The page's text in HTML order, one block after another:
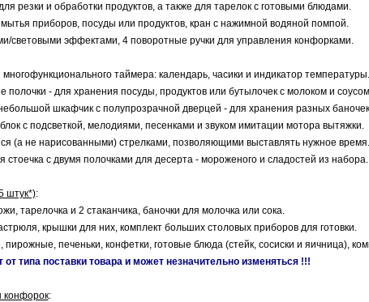
резки и обработки продуктов, а также для тарелок с готовыми блюдами.
приборов, посуды или продуктов, кран с нажимной водяной помпой.
световыми эффектами, 4 поворотные ручки для управления конфорками.
таймера: календарь, часики и индикатор температуры.
полочки - для хранения посуды, продуктов или бутылочек с молоком и
шкафчик с полупрозрачной дверцей - для хранения разных
с подсветкой, мелодиями, песенками и звуком имитации мотора вытяжки.
(а не нарисованными) стрелками, позволяющими выставлять нужное время.
стоечка с двумя полочками для десерта - мороженого и сладостей из набора.
штук*):
тарелочка и 2 стаканчика, баночки для молочка или сока.
крышки для них, комплект больших столовых приборов для готовки.
печеньки, конфетки, готовые блюда (стейк, сосиски и яичница),
от типа поставки товара и может незначительно изменяться !!!
конфорок: